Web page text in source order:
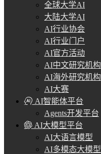
全球大学AI
大陆大学AI
AI行业协会
AI行业门户
AI官方活动
AI中文研究机构
AI海外研究机构
AI大赛
AI智能体平台
Agents开发平台
AI大模型平台
AI大语言模型
AI多模态大模型